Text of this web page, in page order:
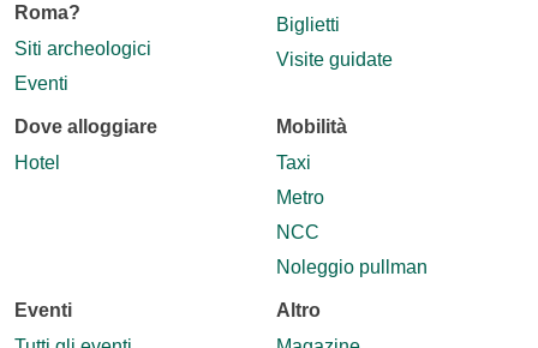
Roma?
Siti archeologici
Eventi
Biglietti
Visite guidate
Dove alloggiare
Hotel
Mobilità
Taxi
Metro
NCC
Noleggio pullman
Eventi
Altro